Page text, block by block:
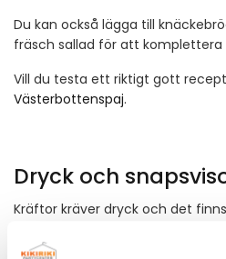
Du kan också lägga till
fräsch sallad för att
Vill du testa ett riktigt gott
Västerbottenspaj.
Dryck och
Kräftor kräver dryck och det
lager eller en smakrik IPA, men